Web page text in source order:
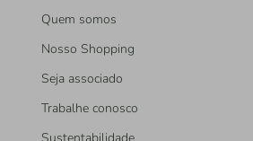
Quem somos
Nosso Shopping
Seja associado
Trabalhe conosco